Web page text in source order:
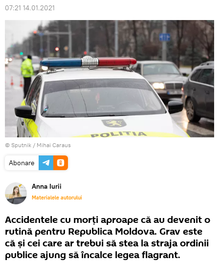
07:21 14.01.2021
© Sputnik / Mihai Caraus
Abonare
Anna Iurii
Materialele autorului
Accidentele cu morți aproape că au devenit o
rutină pentru Republica Moldova. Grav este
că și cei care ar trebui să stea la straja ordinii
publice ajung să încalce legea flagrant.